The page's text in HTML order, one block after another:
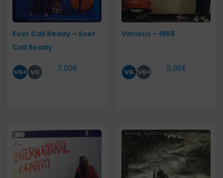
Ever Call Ready – Ever
Call Ready
7,00€
Various – 1959
5,00€